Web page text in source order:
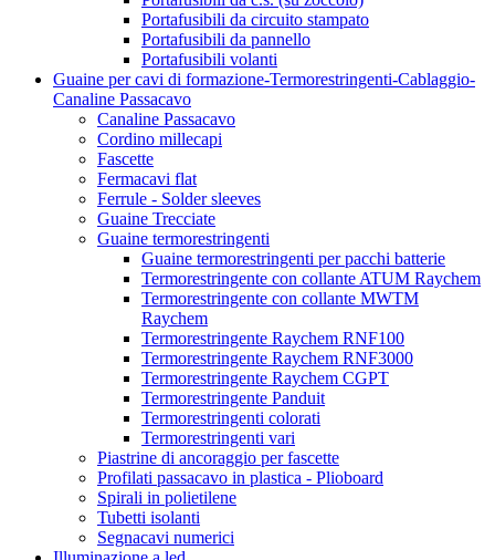
Portafusibili da circuito stampato
Portafusibili da pannello
Portafusibili volanti
Guaine per cavi di formazione-Termorestringenti-Cablaggio-
Canaline Passacavo
Canaline Passacavo
Cordino millecapi
Fascette
Fermacavi flat
Ferrule - Solder sleeves
Guaine Trecciate
Guaine termorestringenti
Guaine termorestringenti per pacchi batterie
Termorestringente con collante ATUM Raychem
Termorestringente con collante MWTM
Raychem
Termorestringente Raychem RNF100
Termorestringente Raychem RNF3000
Termorestringente Raychem CGPT
Termorestringente Panduit
Termorestringenti colorati
Termorestringenti vari
Piastrine di ancoraggio per fascette
Profilati passacavo in plastica - Plioboard
Spirali in polietilene
Tubetti isolanti
Segnacavi numerici